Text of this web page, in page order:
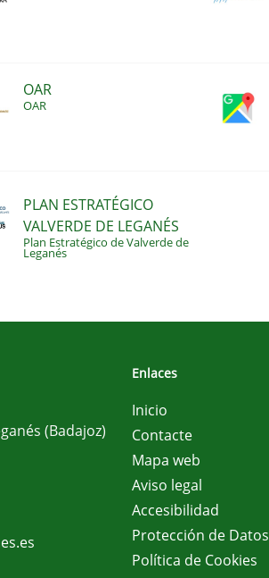
OAR
OAR
PLAN ESTRATÉGICO
VALVERDE DE LEGANÉS
Plan Estratégico de Valverde de
Leganés
(Badajoz)
Enlaces
Inicio
Contacte
Mapa web
Aviso legal
Accesibilidad
Protección de Datos
Política de Cookies